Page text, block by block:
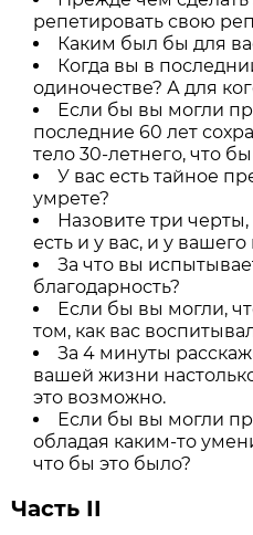
репетировать свою
Каким был бы для
Когда вы в
одиночестве? А для
Если бы вы могли
последние 60 лет
тело 30-летнего, что
У вас есть тайное
умрете?
Назовите три
есть и у вас, и у
За что вы
благодарность?
Если бы вы могли,
том, как вас
За 4 минуты
вашей жизни
это возможно.
Если бы вы могли
обладая каким-то
что бы это было?
Часть II